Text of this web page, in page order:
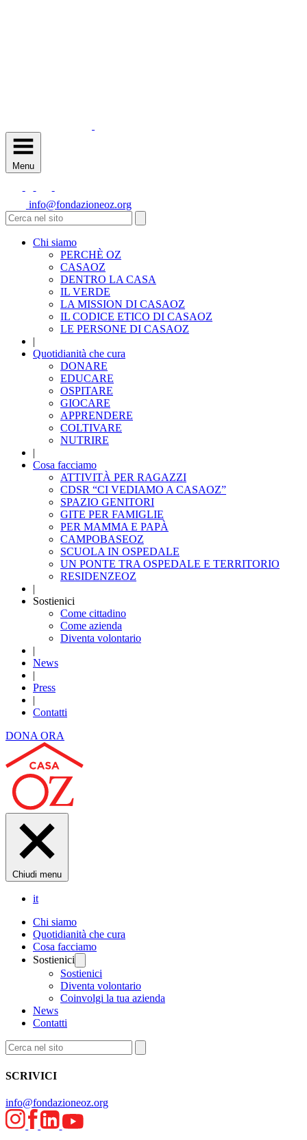
Menu
info@fondazioneoz.org
Chi siamo
PERCHÈ OZ
CASAOZ
DENTRO LA CASA
IL VERDE
LA MISSION DI CASAOZ
IL CODICE ETICO DI CASAOZ
LE PERSONE DI CASAOZ
|
Quotidianità che cura
DONARE
EDUCARE
OSPITARE
GIOCARE
APPRENDERE
COLTIVARE
NUTRIRE
|
Cosa facciamo
ATTIVITÀ PER RAGAZZI
CDSR “CI VEDIAMO A CASAOZ”
SPAZIO GENITORI
GITE PER FAMIGLIE
PER MAMMA E PAPÀ
CAMPOBASEOZ
SCUOLA IN OSPEDALE
UN PONTE TRA OSPEDALE E TERRITORIO
RESIDENZEOZ
|
Sostienici
Come cittadino
Come azienda
Diventa volontario
|
News
|
Press
|
Contatti
DONA ORA
Chiudi menu
it
Chi siamo
Quotidianità che cura
Cosa facciamo
Sostienici
Sostienici
Diventa volontario
Coinvolgi la tua azienda
News
Contatti
SCRIVICI
info@fondazioneoz.org